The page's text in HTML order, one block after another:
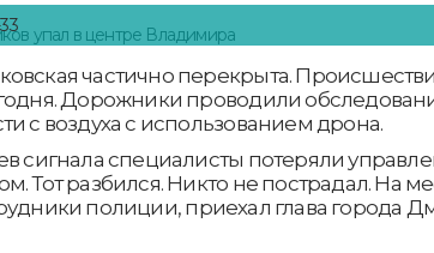
частично перекрыта.
Дорожники проводили
с воздуха с использованием дрона.
сигнала специалисты потеряли
Тот разбился. Никто не пострадал. На
полиции, приехал глава города